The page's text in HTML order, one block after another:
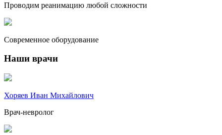
Проводим реанимацию любой сложности
Современное оборудование
Наши врачи
Хоряев Иван Михайлович
Врач-невролог